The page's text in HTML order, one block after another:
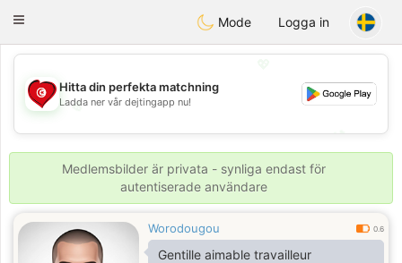
Tunisia Dating
Toggle
Mode Logga in
💖
💕
💕
Hitta din perfekta matchning
Ladda ner vår dejtingapp nu!
Medlemsbilder är privata - synliga endast för
autentiserade användare
Worodougou 0.6
Gentille aimable travailleur